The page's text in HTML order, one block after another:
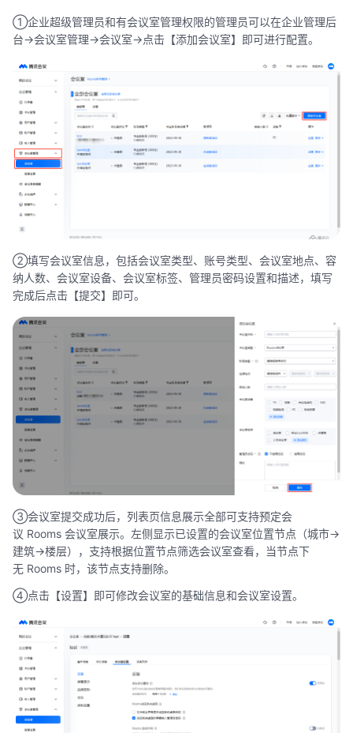
①企业超级管理员和有会议室管理权限的管理员可以在企业管理后
台->会议室管理->会议室->点击【添加会议室】即可进行配置。
②填写会议室信息，包括会议室类型、账号类型、会议室地点、容
纳人数、会议室设备、会议室标签、管理员密码设置和描述，填写
完成后点击【提交】即可。
③会议室提交成功后，列表页信息展示全部可支持预定会
议 Rooms 会议室展示。左侧显示已设置的会议室位置节点（城市->
建筑->楼层），支持根据位置节点筛选会议室查看，当节点下
无 Rooms 时，该节点支持删除。
④点击【设置】即可修改会议室的基础信息和会议室设置。